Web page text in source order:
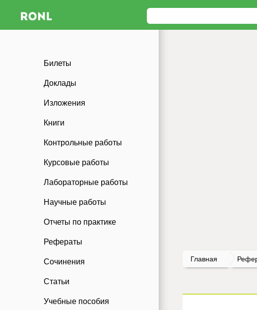
Билеты
Доклады
Изложения
Книги
Контрольные работы
Курсовые работы
Лабораторные работы
Научные работы
Отчеты по практике
Рефераты
Сочинения
Статьи
Учебные пособия
Главная